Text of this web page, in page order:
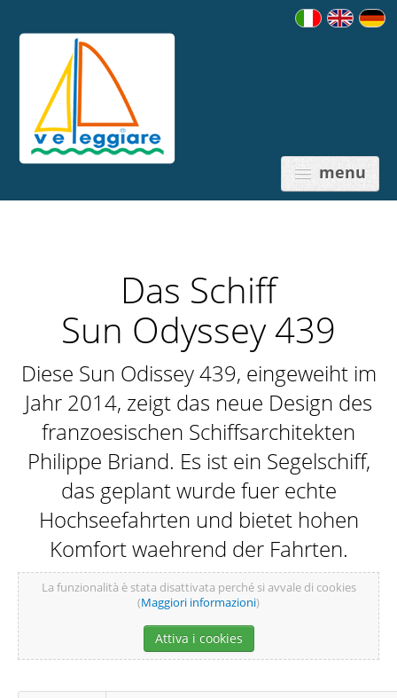
menu
PREISE
DAS SCHIFF
ZIELE
ATTIVITÀ
Das Schiff
Sun Odyssey 439
Diese Sun Odissey 439, eingeweiht im
Jahr 2014, zeigt das neue Design des
franzoesischen Schiffsarchitekten
Philippe Briand. Es ist ein Segelschiff,
das geplant wurde fuer echte
Hochseefahrten und bietet hohen
Komfort waehrend der Fahrten.
La funzionalità è stata disattivata perché si avvale di cookies
(Maggiori informazioni)
Attiva i cookies